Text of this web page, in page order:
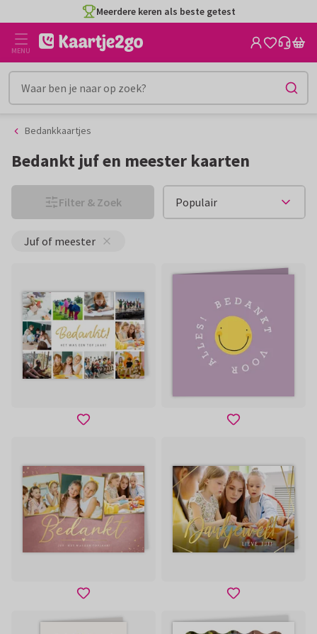
naar
inhoud
naar
het
filter
MENU
Bedankkaartjes
Bedankt juf en meester kaarten
Filter & Zoek
Juf of meester